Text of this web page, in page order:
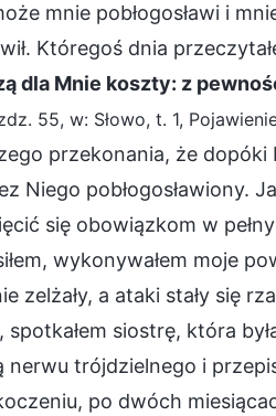
mnie pobłogosławi i
Któregoś dnia
dla Mnie koszty: z
55, w: Słowo, t. 1,
przekonania, że
Niego pobłogosławiony.
się obowiązkom w
wykonywałem moje
zelżały, a ataki stały się
siostrę, która
trójdzielnego i
po dwóch